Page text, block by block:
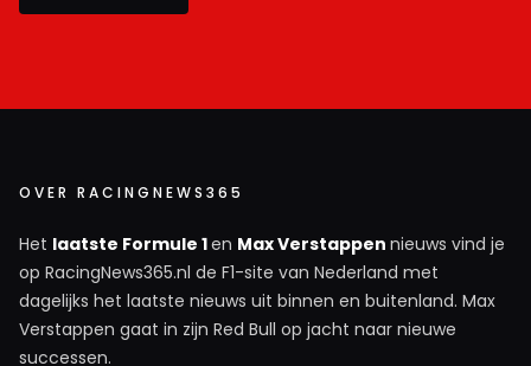
OVER RACINGNEWS365
Het laatste Formule 1en Max Verstappen nieuws vind je
op RacingNews365.nl de F1-site van Nederland met
dagelijks het laatste nieuws uit binnen en buitenland. Max
Verstappen gaat in zijn Red Bull op jacht naar nieuwe
successen.